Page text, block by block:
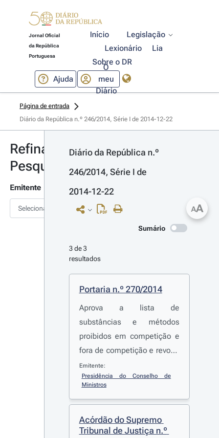
Jornal Oficial
da República
Portuguesa
Início
Legislação
Lexionário
Lia
Sobre o DR
Ajuda
O
meu
Diário
Página de entrada
Diário da República n.º 246/2014, Série I de 2014-12-22
Refinar
Pesquisa
Emitente
Selecionar
Diário da República n.º
246/2014, Série I de
2014-12-22
Sumário
3 de 3
resultados
Portaria n.º 270/2014
Aprova a lista de
substâncias e métodos
proibidos em competição e
fora de competição e revoga
aPortaria n.º 9/2014
de janeiro
Emitente:
Presidência do Conselho de
Ministros
Acórdão do Supremo
Tribunal de Justiça n.º
AA